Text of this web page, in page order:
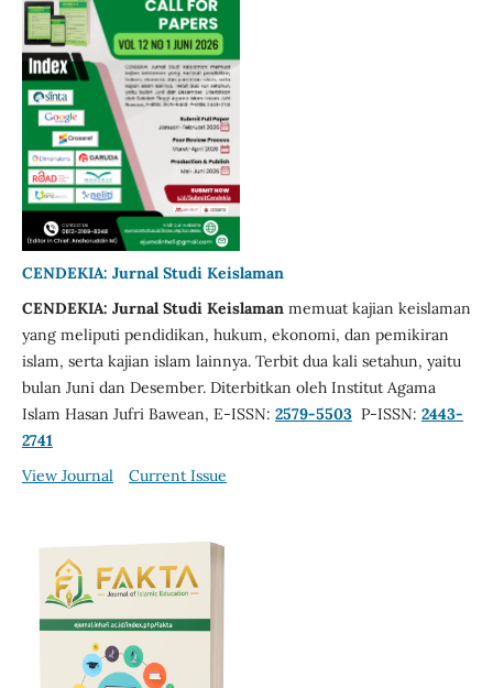
CENDEKIA: Jurnal Studi Keislaman
CENDEKIA: Jurnal Studi Keislamanmemuat kajian keislaman
yang meliputi pendidikan, hukum, ekonomi, dan pemikiran
islam, serta kajian islam lainnya. Terbit dua kali setahun, yaitu
bulan Juni dan Desember. Diterbitkan oleh Institut Agama
Islam Hasan Jufri Bawean, E-ISSN: 2579-5503P-ISSN: 2443-
2741
View Journal
Current Issue